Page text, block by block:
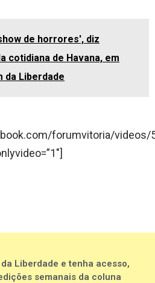
de horrores', diz
cotidiana de Havana, em
da Liberdade
forumvitoria/videos/
Liberdade e tenha acesso,
semanais da coluna